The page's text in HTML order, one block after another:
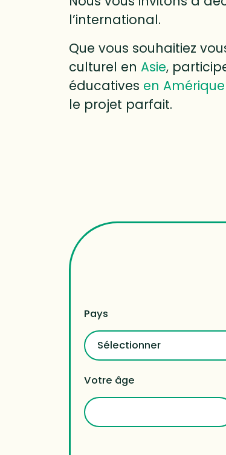
l’international.
Que vous souhaitiez
culturel en Asie,
éducatives en
le projet parfait.
Pays
Sélectionner
Votre âge